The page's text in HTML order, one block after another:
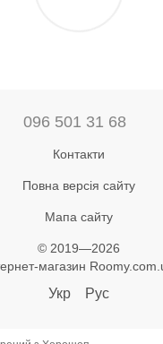
096 501 31 68
Контакти
Повна версія сайту
Мапа сайту
© 2019—2026
магазин
Укр Рус